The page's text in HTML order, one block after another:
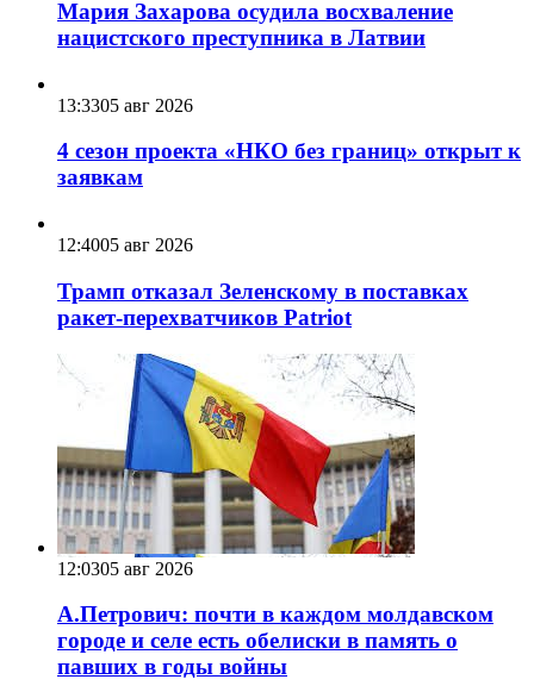
Мария Захарова осудила восхваление
нацистского преступника в Латвии
13:3305 авг 2026
4 сезон проекта «НКО без границ» открыт к
заявкам
12:4005 авг 2026
Трамп отказал Зеленскому в поставках
ракет-перехватчиков Patriot
12:0305 авг 2026
А.Петрович: почти в каждом молдавском
городе и селе есть обелиски в память о
павших в годы войны